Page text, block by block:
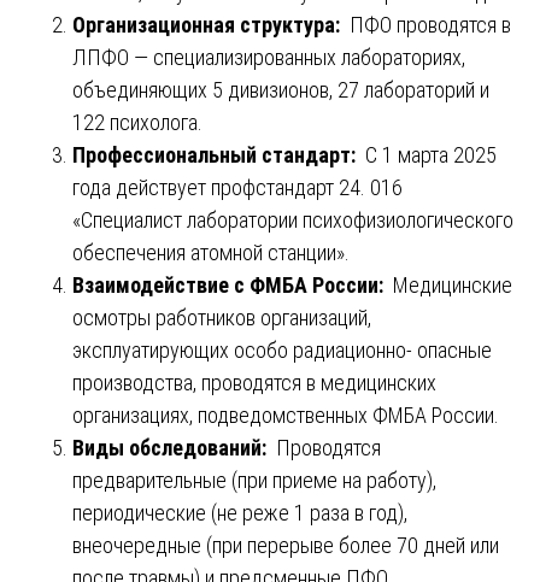
Организационная структура: ПФО проводятся в
ЛПФО — специализированных лабораториях,
объединяющих 5 дивизионов, 27 лабораторий и
122 психолога.
Профессиональный стандарт: С 1 марта 2025
года действует профстандарт 24. 016
«Специалист лаборатории психофизиологического
обеспечения атомной станции».
Взаимодействие с ФМБА России: Медицинские
осмотры работников организаций,
эксплуатирующих особо радиационно- опасные
производства, проводятся в медицинских
организациях, подведомственных ФМБА России.
Виды обследований: Проводятся
предварительные (при приеме на работу),
периодические (не реже 1 раза в год),
внеочередные (при перерыве более 70 дней или